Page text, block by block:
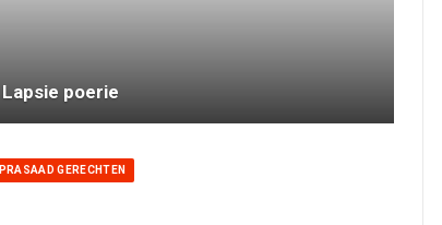
Lapsie poerie
PRASAAD GERECHTEN